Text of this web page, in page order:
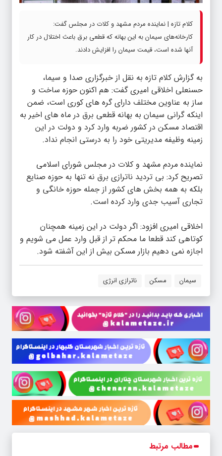
کلام تازه | نماینده مردم مشهد و کلات در مجلس گفت:
کارخانه‌های سیمان به این بهانه که قطعی برق باعث اختلال در کار
آنها شده است، قیمت سیمان را افزایش دادند.
به گزارش کلام تازه به نقل از خبرگزاری صدا و سیما،
حسنعلی اخلاقی امیری گفت: هم‌ اکنون حوزه ساخت و
ساز به عناوین مختلف دارای گره‌ های کوری است، ضمن
اینکه گرانی سیمان به بهانه قطعی برق در ماه‌ های اخیر به
اقتصاد مسکن در کشور ضربه وارد کرد و دولت در این
زمینه وظیفه مدیریتی خود را به درستی انجام نداد.
نماینده مردم مشهد و کلات در مجلس شورای اسلامی
تصریح کرد: بی‌ تردید ناترازی برق نه تنها به حوزه صنایع
بلکه به همه بخش‌ های کشور از جمله حوزه خانگی و
تجاری آسیب جدی وارد کرده است.
اخلاقی امیری افزود: اگر دولت در این زمینه همچنان
کوتاهی کند قطعا ما محکم تر از قبل وارد عمل می‌ شویم و
اجازه نمی‌ دهیم بازار مسکن بیش از این آشفته شود.
سیمان مسکن ناترازی انرژی
مطالب مرتبط